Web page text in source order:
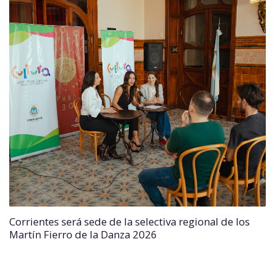
Corrientes será sede de la selectiva regional de los
Martín Fierro de la Danza 2026